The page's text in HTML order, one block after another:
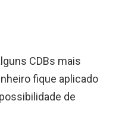
CDBs mais
fique aplicado
de